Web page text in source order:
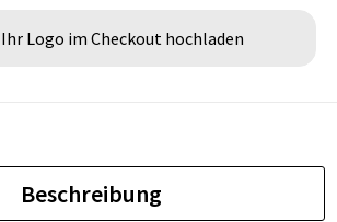
Logo im Checkout hochladen
Beschreibung